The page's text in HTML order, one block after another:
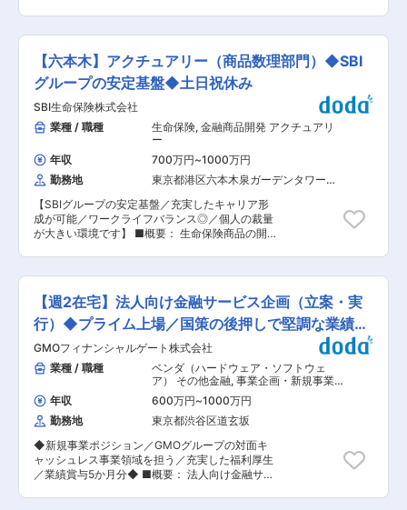
・フレックス制度（コアタイムレス）、1時間単
位で取得できる有給休暇などにより、柔軟に働く
コミュニケーションにより、チーム全員が在宅勤
務でも稼働できる体制が整っています。 変更の範
囲：会社の定める業務
礎力を着実に身につけていく役割を期待していま
す。 特に、当社が大切にしている、お客様目線で
のものづくりを理解し、その考え方をアルゴリズ
ムや分析にどう反映するかを学んでいただきま
す。与えられた課題に取り組むだけでなく、「な
ぜこの分析を行うのか」「より良い方法はない
か」を考える姿勢が求められます。 資産運用アル
ゴリズムの改善に加えて新規事業においてお客様
にアドバイスを行うためのロジックの開発・改善
などの新たな取り組みにも関与し、クオンツとし
ての専門性を高めながら、チームやサービスの進
化に貢献していただくことを期待しています。学
びと挑戦を重ねながら、ウェルスナビの次世代ク
オンツとして成長していけるポジションです。 ■
業務内容 資産運用サービスの中核を担うクオンツ
チームの一員として、分析・開発業務に取り組ん
に身につけていただきます。 ・資産運用アルゴリ
ズムに関する分析・検証業務 ・新規施策やプロダ
クト開発に向けた検討・試算サポート ・市場動向
や運用結果に関する分析、資料作成 ・エンジニア
や他職種と連携したプロジェクトへの参画 ・資産
運用以外の金融サービス（保険など）に関する調
中核である資産運用アルゴリズムに、チームメン
バーとして実務から関わり、理論をサービスに落
とし込むクオンツとしての基礎力を着実に身につ
けられるポジションです。 先輩クオンツやエンジ
ニアと協働しながら、分析・検証・改善のプロセ
スを経験し、将来のクオンツ中核人材として成長
定める業務
【六本木】アクチュアリー（商品数理部門）◆SBI
グループの安定基盤◆土日祝休み
SBI生命保険株式会社
業種 / 職種
生命保険, 金融商品開発 アクチュアリ
ー
年収
700万円~1000万円
勤務地
東京都港区六本木泉ガーデンタワー
【SBIグループの安定基盤／充実したキャリア形
成が可能／ワークライフバランス◎／個人の裁量
が大きい環境です】 ■概要： 生命保険商品の開
どをご担当いただきます。 SBI生命は、国内イン
ターネット金融のパイオニアであるSBIグループ
の一員であり、総合的な保険事業を展開している
SBIインシュアランスグループの中核子会社の一
つです。当社商品の特長であるリーズナブルな保
険料、ニーズに応じて選べるフレキシブルな保障
内容、そしてインターネットによるシンプルで手
軽なお手続きが、お客さまから高く評価されてい
ます。今後のさらなる成長を見据え、お客さまの
CXの向上を最重要課題とし、全ての業務領域で
最先端のAIを積極的に活用し、お客さまからのフ
ィードバックの収集・分析を行い、データに基づ
いた迅速な改善を繰り返すことで、最高の顧客体
験を提供し続けたいと考えています。 ■業務内
容： （1）商品数理審査に関わる当局折衝 ・商品
認可取得に向けた数理面での当局対応 ・当局から
【週2在宅】法人向け金融サービス企画（立案・実
行）◆プライム上場／国策の後押しで堅調な業績推
移！
GMOフィナンシャルゲート株式会社
業種 / 職種
ベンダ（ハードウェア・ソフトウェ
ア） その他金融, 事業企画・新規事業
開発 金融商品開発
年収 600万円~1000万円
勤務地
東京都渋谷区道玄坂
◆新規事業ポジション／GMOグループの対面キ
ャッシュレス事業領域を担う／充実した福利厚生
／業績賞与5か月分◆ ■概要： 法人向け金融サー